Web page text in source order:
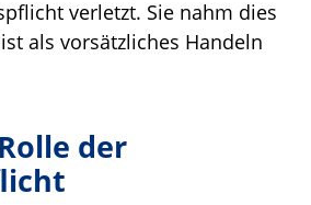
verletzt. Sie nahm dies
als vorsätzliches Handeln
der